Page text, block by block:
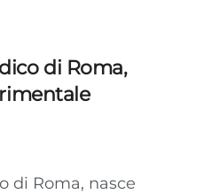
di Roma,
di Roma, nasce